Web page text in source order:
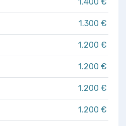
1.300 €
1.200 €
1.200 €
1.200 €
1.200 €